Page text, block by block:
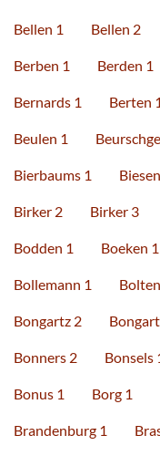
Bellen 1 Bellen 2
Berben 1 Berden 1
Bernards 1 Berten 1
Beulen 1
Bierbaums 1
Birker 2 Birker 3
Bodden 1 Boeken 1
Bollemann 1
Bongartz 2
Bonners 2 Bonsels
Bonus 1 Borg 1
Brandenburg 1